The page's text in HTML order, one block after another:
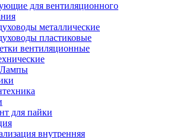
для вентиляционного
металлические
пластиковые
вентиляционные
Лампы
для пайки
внутренняя